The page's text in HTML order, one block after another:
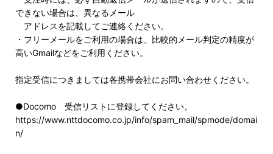
できない場合は、異なるメール
アドレスを記載してご連絡ください。
・フリーメールをご利用の場合は、比較的メール判定の精度が
高いGmailなどをご利用ください。
指定受信につきましては各携帯会社にお問い合わせください。
●Docomo 受信リストに登録してください。
https://www.nttdocomo.co.jp/info/spam_mail/spmode/domai
n/